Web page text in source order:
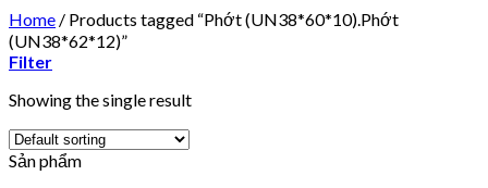
Home / Products tagged “Phớt (UN38*60*10).Phớt
(UN38*62*12)”
Filter
Showing the single result
Sản phẩm